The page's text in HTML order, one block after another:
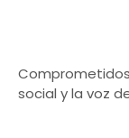
social y la voz